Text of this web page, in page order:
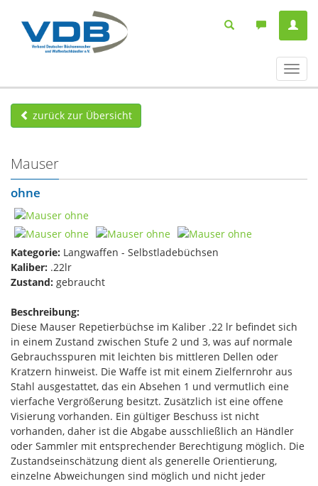
ein-/
zurück zur Übersicht
Mauser
ohne
Kategorie: Langwaffen - Selbstladebüchsen
Kaliber: .22lr
Zustand: gebraucht
Beschreibung:
Diese Mauser Repetierbüchse im Kaliber .22 lr befindet sich
in einem Zustand zwischen Stufe 2 und 3, was auf normale
Gebrauchsspuren mit leichten bis mittleren Dellen oder
Kratzern hinweist. Die Waffe ist mit einem Zielfernrohr aus
Stahl ausgestattet, das ein Absehen 1 und vermutlich eine
vierfache Vergrößerung besitzt. Zusätzlich ist eine offene
Visierung vorhanden. Ein gültiger Beschuss ist nicht
vorhanden, daher ist die Abgabe ausschließlich an Händler
oder Sammler mit entsprechender Berechtigung möglich. Die
Zustandseinschätzung dient als generelle Orientierung,
einzelne Abweichungen sind möglich und nicht jeder